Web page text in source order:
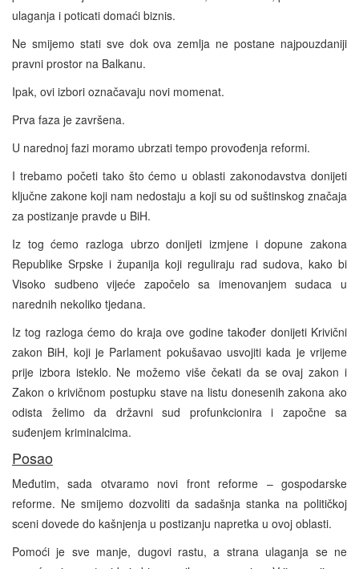
ulaganja i poticati domaći biznis.
Ne smijemo stati sve dok ova zemlja ne postane najpouzdaniji
pravni prostor na Balkanu.
Ipak, ovi izbori označavaju novi momenat.
Prva faza je završena.
U narednoj fazi moramo ubrzati tempo provođenja reformi.
I trebamo početi tako što ćemo u oblasti zakonodavstva donijeti
ključne zakone koji nam nedostaju a koji su od suštinskog značaja
za postizanje pravde u BiH.
Iz tog ćemo razloga ubrzo donijeti izmjene i dopune zakona
Republike Srpske i županija koji reguliraju rad sudova, kako bi
Visoko sudbeno vijeće započelo sa imenovanjem sudaca u
narednih nekoliko tjedana.
Iz tog razloga ćemo do kraja ove godine također donijeti Krivični
zakon BiH, koji je Parlament pokušavao usvojiti kada je vrijeme
prije izbora isteklo. Ne možemo više čekati da se ovaj zakon i
Zakon o krivičnom postupku stave na listu donesenih zakona ako
odista želimo da državni sud profunkcionira i započne sa
suđenjem kriminalcima.
Posao
Međutim, sada otvaramo novi front reforme – gospodarske
reforme. Ne smijemo dozvoliti da sadašnja stanka na političkoj
sceni dovede do kašnjenja u postizanju napretka u ovoj oblasti.
Pomoći je sve manje, dugovi rastu, a strana ulaganja se ne